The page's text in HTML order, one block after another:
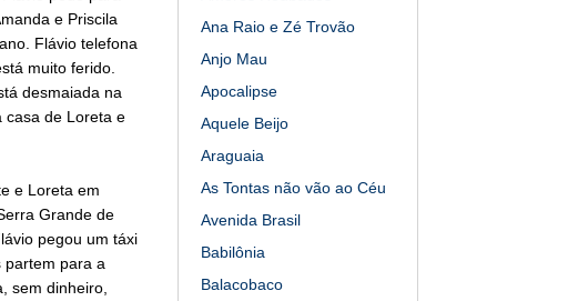
e Priscila
Flávio telefona
muito ferido.
desmaiada na
casa de Loreta e
e Loreta em
Grande de
pegou um táxi
partem para a
sem dinheiro,
Ana Raio e Zé Trovão
Anjo Mau
Apocalipse
Aquele Beijo
Araguaia
As Tontas não vão ao Céu
Avenida Brasil
Babilônia
Balacobaco